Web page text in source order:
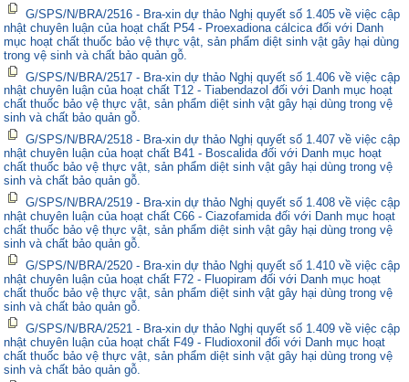
G/SPS/N/BRA/2516 - Bra-xin dự thảo Nghị quyết số 1.405 về việc cập
nhật chuyên luận của hoạt chất P54 - Proexadiona cálcica đối với Danh
mục hoạt chất thuốc bảo vệ thực vật, sản phẩm diệt sinh vật gây hại dùng
trong vệ sinh và chất bảo quản gỗ.
G/SPS/N/BRA/2517 - Bra-xin dự thảo Nghị quyết số 1.406 về việc cập
nhật chuyên luận của hoạt chất T12 - Tiabendazol đối với Danh mục hoạt
chất thuốc bảo vệ thực vật, sản phẩm diệt sinh vật gây hại dùng trong vệ
sinh và chất bảo quản gỗ.
G/SPS/N/BRA/2518 - Bra-xin dự thảo Nghị quyết số 1.407 về việc cập
nhật chuyên luận của hoạt chất B41 - Boscalida đối với Danh mục hoạt
chất thuốc bảo vệ thực vật, sản phẩm diệt sinh vật gây hại dùng trong vệ
sinh và chất bảo quản gỗ.
G/SPS/N/BRA/2519 - Bra-xin dự thảo Nghị quyết số 1.408 về việc cập
nhật chuyên luận của hoạt chất C66 - Ciazofamida đối với Danh mục hoạt
chất thuốc bảo vệ thực vật, sản phẩm diệt sinh vật gây hại dùng trong vệ
sinh và chất bảo quản gỗ.
G/SPS/N/BRA/2520 - Bra-xin dự thảo Nghị quyết số 1.410 về việc cập
nhật chuyên luận của hoạt chất F72 - Fluopiram đối với Danh mục hoạt
chất thuốc bảo vệ thực vật, sản phẩm diệt sinh vật gây hại dùng trong vệ
sinh và chất bảo quản gỗ.
G/SPS/N/BRA/2521 - Bra-xin dự thảo Nghị quyết số 1.409 về việc cập
nhật chuyên luận của hoạt chất F49 - Fludioxonil đối với Danh mục hoạt
chất thuốc bảo vệ thực vật, sản phẩm diệt sinh vật gây hại dùng trong vệ
sinh và chất bảo quản gỗ.